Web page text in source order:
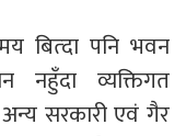
बित्दा पनि भवन
नहुँदा व्यक्तिगत
सरकारी एवं गैर